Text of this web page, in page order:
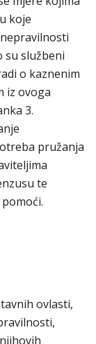
koje
su službeni
o kaznenim
iz ovoga
3.
pružanja
te
ovlasti,